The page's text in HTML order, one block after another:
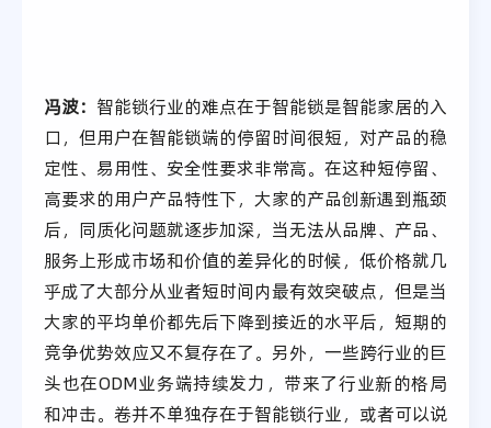
冯波： 智能锁行业的难点在于智能锁是智能家居的入
口，但用户在智能锁端的停留时间很短，对产品的稳
定性、易用性、安全性要求非常高。在这种短停留、
高要求的用户产品特性下，大家的产品创新遇到瓶颈
后，同质化问题就逐步加深，当无法从品牌、产品、
服务上形成市场和价值的差异化的时候，低价格就几
乎成了大部分从业者短时间内最有效突破点，但是当
大家的平均单价都先后下降到接近的水平后，短期的
竞争优势效应又不复存在了。另外，一些跨行业的巨
头也在ODM业务端持续发力，带来了行业新的格局
和冲击。卷并不单独存在于智能锁行业，或者可以说